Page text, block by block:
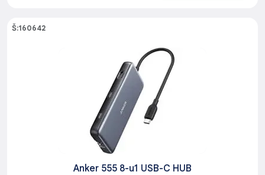
Š:160642
Anker 555 8-u1 USB-C HUB